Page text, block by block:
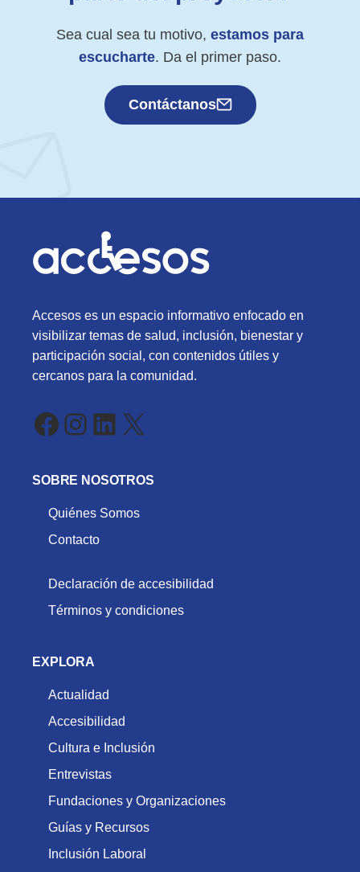
Sea cual sea tu motivo, estamos para
escucharte. Da el primer paso.
Contáctanos
Accesos es un espacio informativo enfocado en
visibilizar temas de salud, inclusión, bienestar y
participación social, con contenidos útiles y
cercanos para la comunidad.
Facebook
Instagram
LinkedIn
X
SOBRE NOSOTROS
Quiénes Somos
Contacto
Declaración de accesibilidad
Términos y condiciones
EXPLORA
Actualidad
Accesibilidad
Cultura e Inclusión
Entrevistas
Fundaciones y Organizaciones
Guías y Recursos
Inclusión Laboral